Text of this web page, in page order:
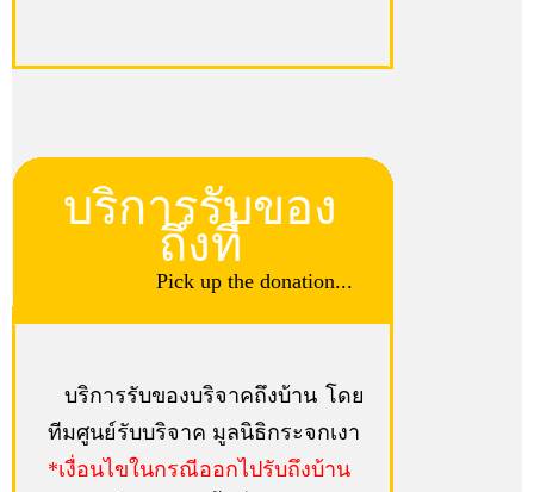
บริการรับของ
ถึงที่
Pick up the donation...
บริการรับของบริจาคถึงบ้าน โดย
ทีมศูนย์รับบริจาค มูลนิธิกระจกเงา
*เงื่อนไขในกรณีออกไปรับถึงบ้าน